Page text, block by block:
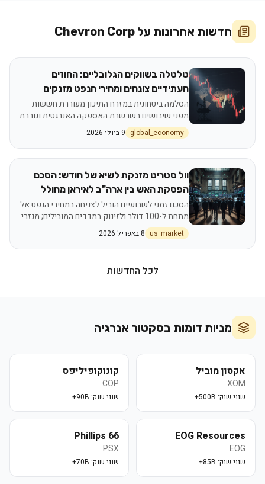
חדשות אחרונות על Chevron Corp
טלטלה בשווקים הגלובליים: החוזים
העתידיים צונחים ומחירי הנפט מזנקים
בעקבות תקיפה אמריקאית באיראן
הסלמה ביטחונית במזרח התיכון מעוררת חששות
מפני שיבושים בשרשרת האספקה האנרגטית וגוררת
תגובה חריפה בוול סטריט
global_economy 9 ביולי 2026
וול סטריט מזנקת לשיא של חודש: הסכם
הפסקת האש בין ארה"ב לאיראן מחולל
טלטלה חיובית בשווקים
הסכם זמני לשבועיים הוביל לצניחה במחירי הנפט אל
מתחת ל-100 דולר ולזינוק במדדים המובילים; מגזרי
התעופה והתיירות מובילים את המגמה הירוקה
us_market 8 באפריל 2026
לכל החדשות
מניות דומות בסקטור אנרגיה
אקסון מוביל
XOM
שווי שוק: 500B+
קונוקופיליפס
COP
שווי שוק: 90B+
EOG Resources
EOG
שווי שוק: 85B+
Phillips 66
PSX
שווי שוק: 70B+